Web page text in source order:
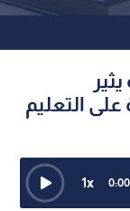
التعليم
0:00
1x